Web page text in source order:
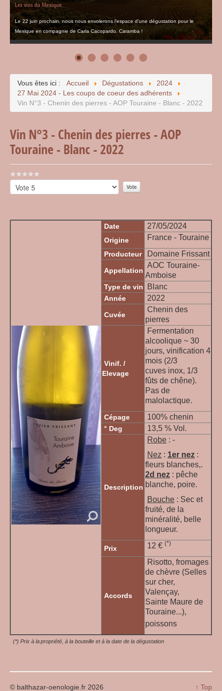
Les vins du Mexique
Le 22 juin prochain, nous nous envolerons l'espace d'une dégustation pour le
Mexique en compagnie de Carla Cacopardo. Caramba !
Vous êtes ici : Accueil Dégustations
2024
27 Mai 2024 - Les coups de coeur des adhérents
Vin N°3 - Chenin des pierres - AOP Touraine - Blanc - 2022
Vin N°3 - Chenin des pierres - AOP
Touraine - Blanc - 2022
Vote
utilisateur:
Veuillez
voter
Date 27/05/2024
Origine France - Touraine
Producteur Domaine Frissant
Appellation
AOC Touraine-
Amboise
Type de vin Blanc
Année 2022
Cuvée
Chenin des
pierres
Vinif. /
Elevage
Fermentation
alcoolique ~ 30
jours, vinification 4
mois (2/3
cuves inox, 1/3
fûts de chêne).
Pas de
malolactique.
Cépage 100% chenin
° Deg 13,5 % Vol.
Description
Robe : -
Nez : 1er nez :
fleurs blanches,.
2d nez : pêche
blanche, poire.
Bouche : Sec et
fruité, de la
minéralité, belle
longueur.
Prix 12 € (*)
Accords
Risotto, fromages
de chèvre (Selles
sur cher,
Valençay,
Sainte Maure de
Touraine...),
poissons
(*) Prix à la propriété, à la bouteille et à la date de la dégustation
↑ Top
© balthazar-oenologie.fr 2026